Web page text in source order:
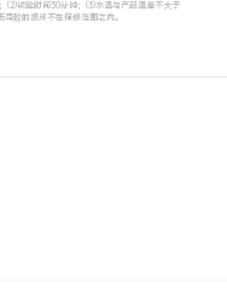
(2)试验时间30分钟；(3)水温与产品温差不大于
致的损坏不在保修范围之内。